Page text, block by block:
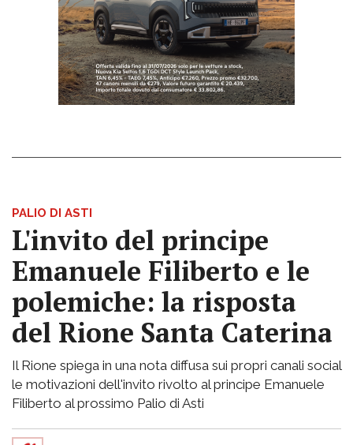
PALIO DI ASTI
L'invito del principe
Emanuele Filiberto e le
polemiche: la risposta
del Rione Santa Caterina
Il Rione spiega in una nota diffusa sui propri canali social
le motivazioni dell'invito rivolto al principe Emanuele
Filiberto al prossimo Palio di Asti